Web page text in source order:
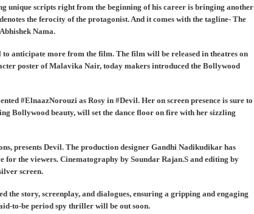
unique scripts right from the beginning of his career is bringing another
the ferocity of the protagonist. And it comes with the tagline- The
Nama.
to anticipate more from the film. The film will be released in theatres on
poster of Malavika Nair, today makers introduced the Bollywood
#ElnaazNorouzi as Rosy in #Devil. Her on screen presence is sure to
Bollywood beauty, will set the dance floor on fire with her sizzling
presents Devil. The production designer Gandhi Nadikudikar has
the viewers. Cinematography by Soundar Rajan.S and editing by
screen.
the story, screenplay, and dialogues, ensuring a gripping and engaging
to-be period spy thriller will be out soon.